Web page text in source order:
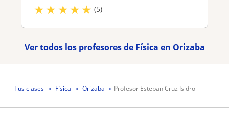
★★ ★★★ (5)
Ver todos los profesores de Física en Orizaba
Tus clases Física Orizaba Profesor Esteban Cruz Isidro